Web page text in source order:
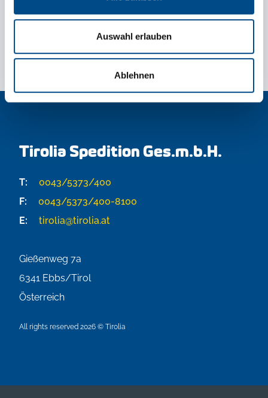
Auswahl erlauben
Ablehnen
Tirolia Spedition Ges.m.b.H.
T:
0043/5373/400
F:
0043/5373/400-8100
E:
tirolia@tirolia.at
Gießenweg 7a
6341 Ebbs/Tirol
Österreich
All rights reserved 2026 © Tirolia